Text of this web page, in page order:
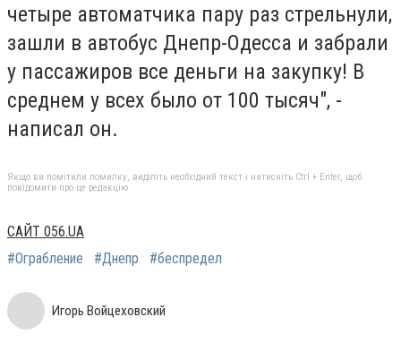
четыре автоматчика пару раз стрельнули,
зашли в автобус Днепр-Одесса и забрали
у пассажиров все деньги на закупку! В
среднем у всех было от 100 тысяч", -
написал он.
Якщо ви помітили помилку, виділіть необхідний текст і натисніть Ctrl + Enter, щоб
повідомити про це редакцію
САЙТ 056.UA
#Ограбление
#Днепр #беспредел
Игорь Войцеховский